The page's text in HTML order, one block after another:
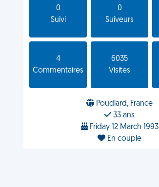
0
Suivi
0
Suiveurs
4
Commentaires
6035
Visites
Poudlard, France
33 ans
Friday 12 March 1993
En couple